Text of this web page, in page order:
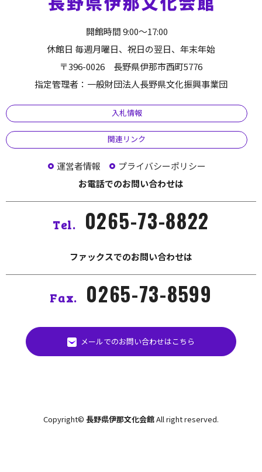
開館時間 9:00～17:00
休館日 毎週月曜日、祝日の翌日、年末年始
〒396-0026 長野県伊那市西町5776
指定管理者：一般財団法人長野県文化振興事業団
入札情報
関連リンク
運営者情報
プライバシーポリシー
お電話でのお問い合わせは
Tel. 0265-73-8822
ファックスでのお問い合わせは
Fax. 0265-73-8599
メールでのお問い合わせはこちら
Copyright© 長野県伊那文化会館All right reserved.